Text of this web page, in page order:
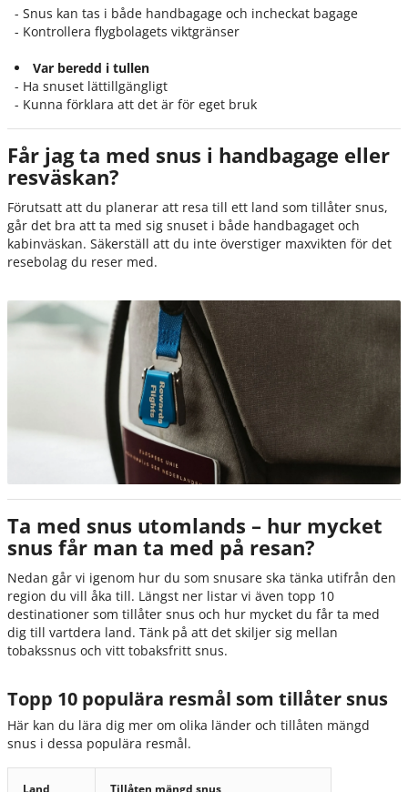
- Snus kan tas i både handbagage och incheckat bagage
- Kontrollera flygbolagets viktgränser
Var beredd i tullen
- Ha snuset lättillgängligt
- Kunna förklara att det är för eget bruk
Får jag ta med snus i handbagage eller
resväskan?
Förutsatt att du planerar att resa till ett land som tillåter snus,
går det bra att ta med sig snuset i både handbagaget och
kabinväskan. Säkerställ att du inte överstiger maxvikten för det
resebolag du reser med.
Ta med snus utomlands – hur mycket
snus får man ta med på resan?
Nedan går vi igenom hur du som snusare ska tänka utifrån den
region du vill åka till. Längst ner listar vi även topp 10
destinationer som tillåter snus och hur mycket du får ta med
dig till vartdera land. Tänk på att det skiljer sig mellan
tobakssnus och vitt tobaksfritt snus.
Topp 10 populära resmål som tillåter snus
Här kan du lära dig mer om olika länder och tillåten mängd
snus i dessa populära resmål.
Land Tillåten mängd snus